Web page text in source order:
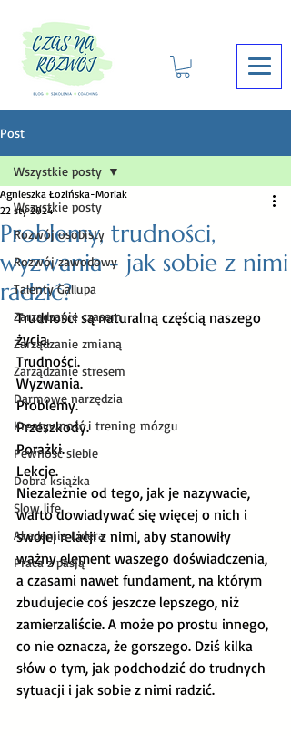
Post
Wszystkie posty
Rozwój osobisty
Rozwój zawodowy
Talenty Gallupa
Zarządzanie czasem
Zarządzanie zmianą
Zarządzanie stresem
Darmowe narzędzia
Kreatywność i trening mózgu
Pewność siebie
Dobra książka
Slow life
Akademia Lidera
Praca z pasją
Wszystkie posty
Problemy, trudności,
wyzwania - jak sobie z nimi
radzić?
Agnieszka Łozińska-Moriak
22 sty 2024
Trudności są naturalną częścią naszego
życia.
Trudności.
Wyzwania.
Problemy.
Przeszkody.
Porażki.
Lekcje.
Niezależnie od tego, jak je nazywacie,
warto dowiadywać się więcej o nich i
swojej relacji z nimi, aby stanowiły
ważny element waszego doświadczenia,
a czasami nawet fundament, na którym
zbudujecie coś jeszcze lepszego, niż
zamierzaliście. A może po prostu innego,
co nie oznacza, że gorszego. Dziś kilka
słów o tym, jak podchodzić do trudnych
sytuacji i jak sobie z nimi radzić.